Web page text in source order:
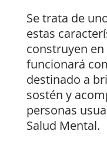
Se trata de
estas
construyen
funcionará
destinado a
sostén y
personas
Salud Mental.